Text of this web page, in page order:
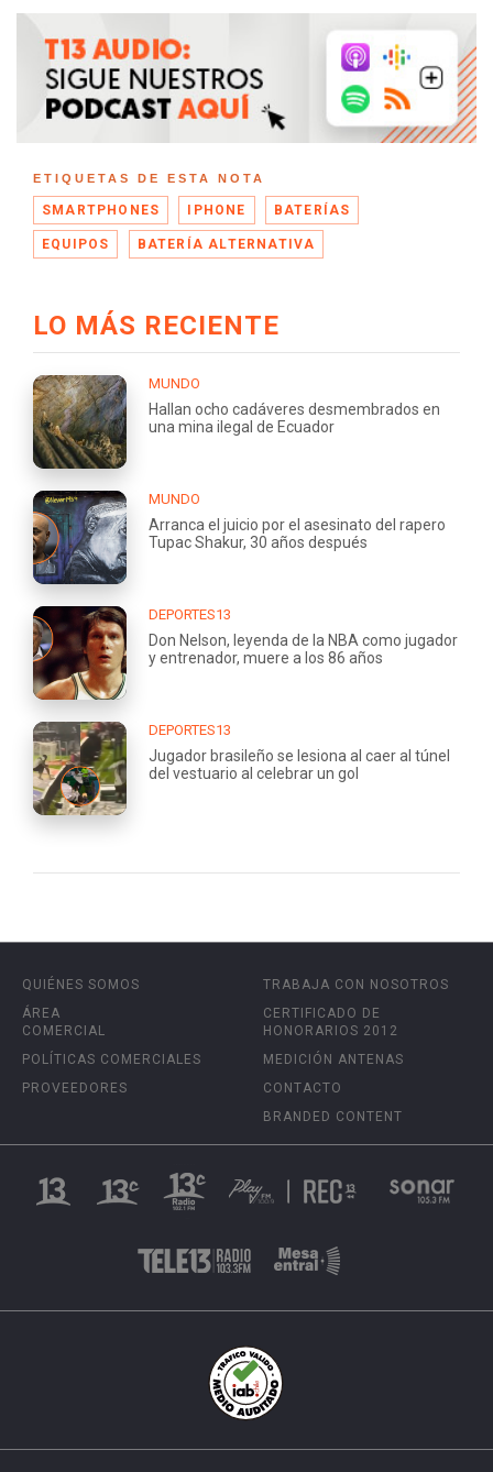
ETIQUETAS DE ESTA NOTA
SMARTPHONES IPHONE BATERÍAS
EQUIPOS BATERÍA ALTERNATIVA
LO MÁS RECIENTE
MUNDO
Hallan ocho cadáveres desmembrados en
una mina ilegal de Ecuador
MUNDO
Arranca el juicio por el asesinato del rapero
Tupac Shakur, 30 años después
DEPORTES13
Don Nelson, leyenda de la NBA como jugador
y entrenador, muere a los 86 años
DEPORTES13
Jugador brasileño se lesiona al caer al túnel
del vestuario al celebrar un gol
QUIÉNES SOMOS
ÁREA
COMERCIAL
POLÍTICAS COMERCIALES
PROVEEDORES
TRABAJA CON NOSOTROS
CERTIFICADO DE
HONORARIOS 2012
MEDICIÓN ANTENAS
CONTACTO
BRANDED CONTENT